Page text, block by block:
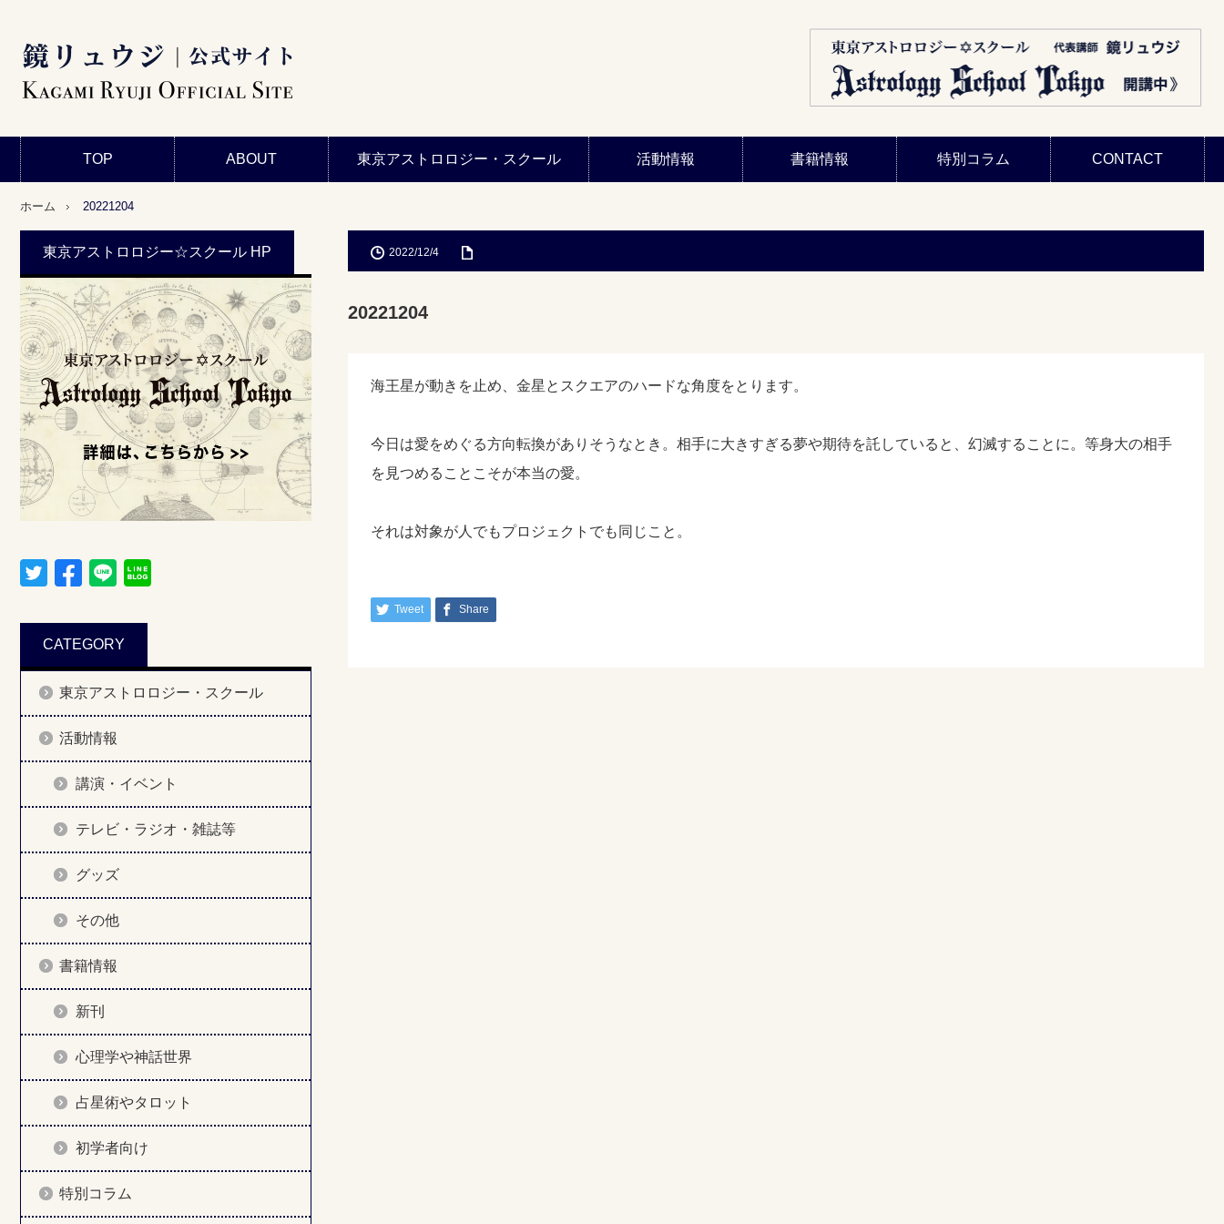
TOP ABOUT 東京アストロロジー・スクール 活動情報 書籍情報 特別コラム CONTACT
ホーム 20221204
2022/12/4
20221204
海王星が動きを止め、金星とスクエアのハードな角度をとります。
今日は愛をめぐる方向転換がありそうなとき。相手に大きすぎる夢や期待を託していると、幻滅することに。等身大の相手
を見つめることこそが本当の愛。
それは対象が人でもプロジェクトでも同じこと。
Tweet Share
東京アストロロジー☆スクール HP
CATEGORY
東京アストロロジー・スクール
活動情報
講演・イベント
テレビ・ラジオ・雑誌等
グッズ
その他
書籍情報
新刊
心理学や神話世界
占星術やタロット
初学者向け
特別コラム